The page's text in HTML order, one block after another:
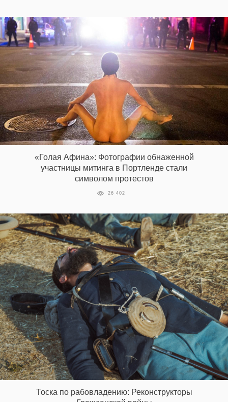
«Голая Афина»: Фотографии обнаженной
участницы митинга в Портленде стали
символом протестов
26 402
Тоска по рабовладению: Реконструкторы